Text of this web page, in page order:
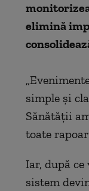
elimină
simple şi
Sănătăţii
toate
Iar, după
sistem